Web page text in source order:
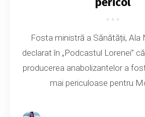
Fosta ministră a Sănătății, Ala
declarat în „Podcastul Lorenei”
producerea anabolizantelor a
mai periculoase pentru